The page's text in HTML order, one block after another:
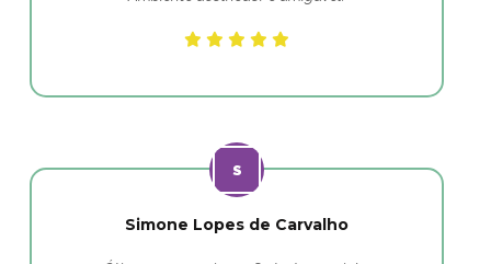
Simone Lopes de Carvalho